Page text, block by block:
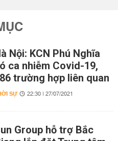
Nội: KCN Phú Nghĩa
ca nhiễm Covid-19,
trường hợp liên quan
SỰ 22:30 | 27/07/2021
Group hỗ trợ Bắc